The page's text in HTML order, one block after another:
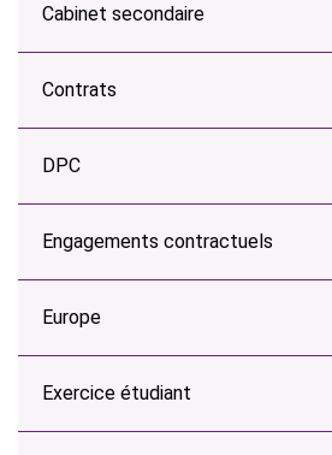
Cabinet secondaire
Contrats
DPC
Engagements contractuels
Europe
Exercice étudiant